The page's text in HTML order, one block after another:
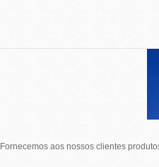
Fornecemos aos nossos clientes